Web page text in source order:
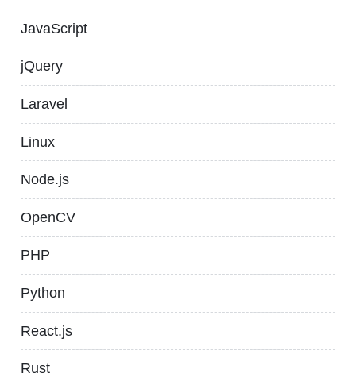
JavaScript
jQuery
Laravel
Linux
Node.js
OpenCV
PHP
Python
React.js
Rust